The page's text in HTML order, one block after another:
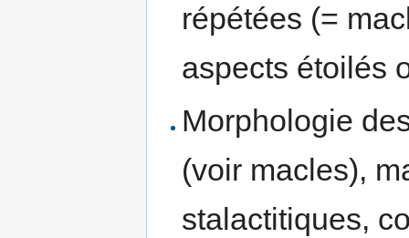
répétées (=
aspects étoilés
Morphologie
(voir macles),
stalactitiques,